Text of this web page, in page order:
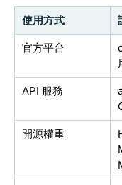
使用方式
官方平台
API 服務
開源權重